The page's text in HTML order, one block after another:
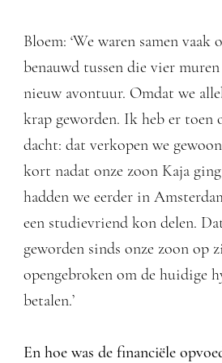
Bloem: ‘We waren samen
benauwd tussen die vier
nieuw avontuur. Omdat we
krap geworden. Ik heb er toen
dacht: dat verkopen we
kort nadat onze zoon Kaja
hadden we eerder in
een studievriend kon delen.
geworden sinds onze zoon op
opengebroken om de huidige
betalen.’
En hoe was de financiële